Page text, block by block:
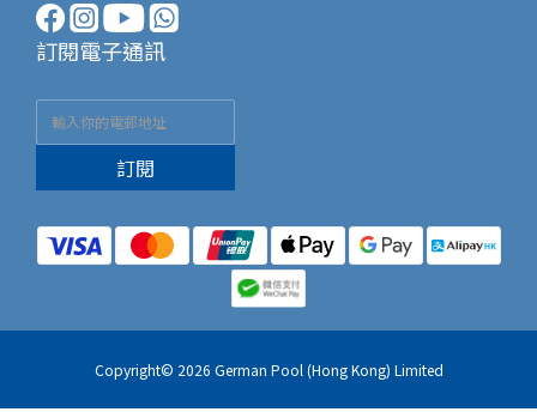
訂閱電子通訊
訂閱
Copyright© 2026 German Pool (Hong Kong) Limited